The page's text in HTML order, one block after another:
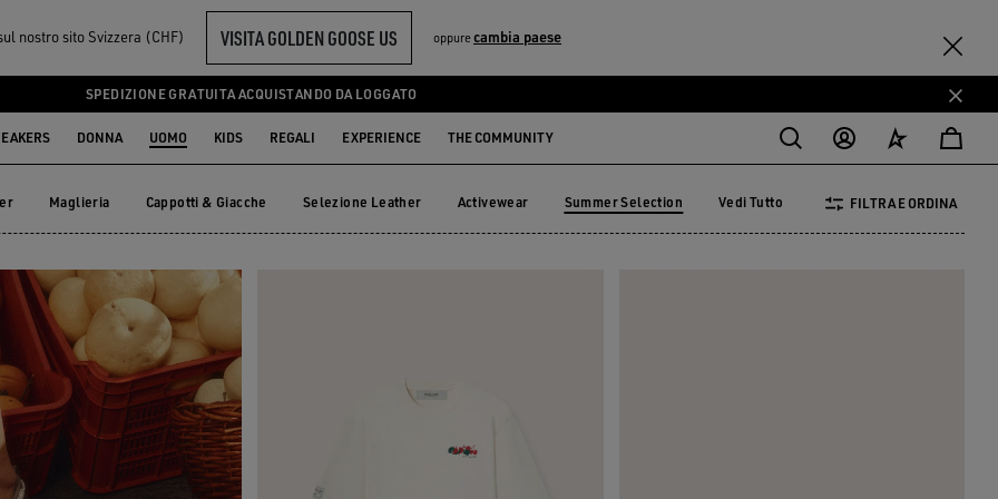
nostro sito Svizzera (CHF) VISITA GOLDEN GOOSE US oppurecambia paese
SPEDIZIONE GRATUITA ACQUISTANDO DA LOGGATO
DONNA UOMO KIDS REGALI EXPERIENCE THE COMMUNITY
Maglieria Cappotti & Giacche Selezione Leather Activewear Summer Selection
Summer Selection
Vedi Tutto FILTRA E ORDINA